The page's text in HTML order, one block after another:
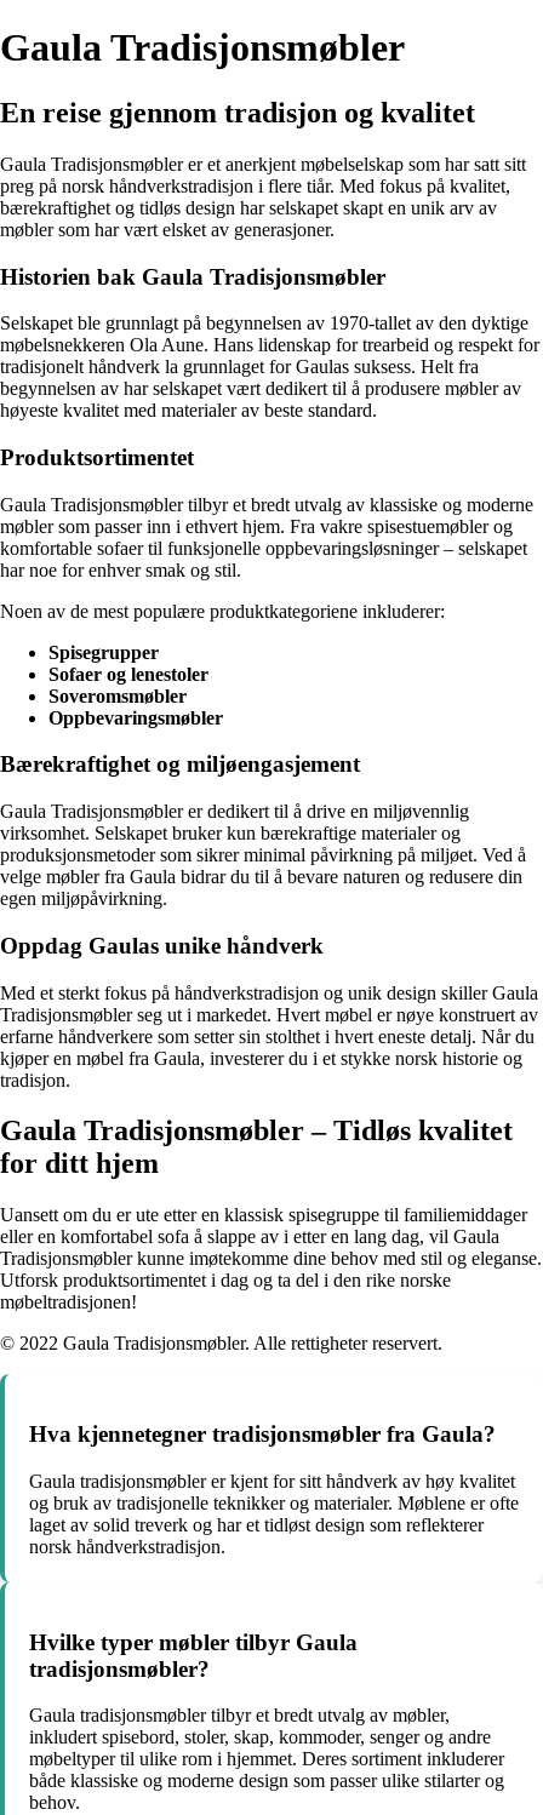
Gaula Tradisjonsmøbler
En reise gjennom tradisjon og kvalitet
Gaula Tradisjonsmøbler er et anerkjent møbelselskap som har satt sitt
preg på norsk håndverkstradisjon i flere tiår. Med fokus på kvalitet,
bærekraftighet og tidløs design har selskapet skapt en unik arv av
møbler som har vært elsket av generasjoner.
Historien bak Gaula Tradisjonsmøbler
Selskapet ble grunnlagt på begynnelsen av 1970-tallet av den dyktige
møbelsnekkeren Ola Aune. Hans lidenskap for trearbeid og respekt for
tradisjonelt håndverk la grunnlaget for Gaulas suksess. Helt fra
begynnelsen av har selskapet vært dedikert til å produsere møbler av
høyeste kvalitet med materialer av beste standard.
Produktsortimentet
Gaula Tradisjonsmøbler tilbyr et bredt utvalg av klassiske og moderne
møbler som passer inn i ethvert hjem. Fra vakre spisestuemøbler og
komfortable sofaer til funksjonelle oppbevaringsløsninger – selskapet
har noe for enhver smak og stil.
Noen av de mest populære produktkategoriene inkluderer:
Spisegrupper
Sofaer og lenestoler
Soveromsmøbler
Oppbevaringsmøbler
Bærekraftighet og miljøengasjement
Gaula Tradisjonsmøbler er dedikert til å drive en miljøvennlig
virksomhet. Selskapet bruker kun bærekraftige materialer og
produksjonsmetoder som sikrer minimal påvirkning på miljøet. Ved å
velge møbler fra Gaula bidrar du til å bevare naturen og redusere din
egen miljøpåvirkning.
Oppdag Gaulas unike håndverk
Med et sterkt fokus på håndverkstradisjon og unik design skiller Gaula
Tradisjonsmøbler seg ut i markedet. Hvert møbel er nøye konstruert av
erfarne håndverkere som setter sin stolthet i hvert eneste detalj. Når du
kjøper en møbel fra Gaula, investerer du i et stykke norsk historie og
tradisjon.
Gaula Tradisjonsmøbler – Tidløs kvalitet
for ditt hjem
Uansett om du er ute etter en klassisk spisegruppe til familiemiddager
eller en komfortabel sofa å slappe av i etter en lang dag, vil Gaula
Tradisjonsmøbler kunne imøtekomme dine behov med stil og eleganse.
Utforsk produktsortimentet i dag og ta del i den rike norske
møbeltradisjonen!
© 2022 Gaula Tradisjonsmøbler. Alle rettigheter reservert.
Hva kjennetegner tradisjonsmøbler fra Gaula?
Gaula tradisjonsmøbler er kjent for sitt håndverk av høy kvalitet
og bruk av tradisjonelle teknikker og materialer. Møblene er ofte
laget av solid treverk og har et tidløst design som reflekterer
norsk håndverkstradisjon.
Hvilke typer møbler tilbyr Gaula
tradisjonsmøbler?
Gaula tradisjonsmøbler tilbyr et bredt utvalg av møbler,
inkludert spisebord, stoler, skap, kommoder, senger og andre
møbeltyper til ulike rom i hjemmet. Deres sortiment inkluderer
både klassiske og moderne design som passer ulike stilarter og
behov.